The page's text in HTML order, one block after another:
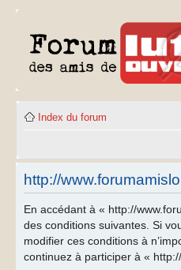
Index du forum
http://
En accédant à « http://
des conditions suivantes. Si
modifier ces conditions à
continuez à participer à «